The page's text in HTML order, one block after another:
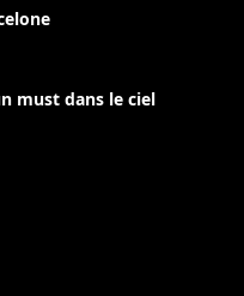
must dans le ciel